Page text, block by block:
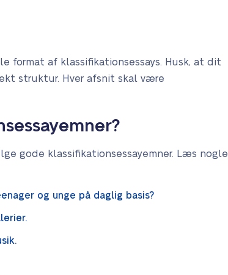
format af klassifikationsessays. Husk, at dit
struktur. Hver afsnit skal være
gode klassifikationsessayemner. Læs nogle
og unge på daglig basis?